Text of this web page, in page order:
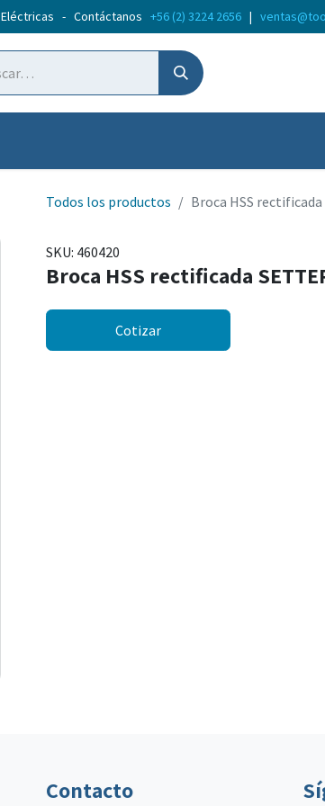
Eléctricas - Contáctanos +56 (2) 3224 2656 |
Todos los productos Broca HSS
SKU: 460420
Broca HSS rectificada
Cotizar
Contacto